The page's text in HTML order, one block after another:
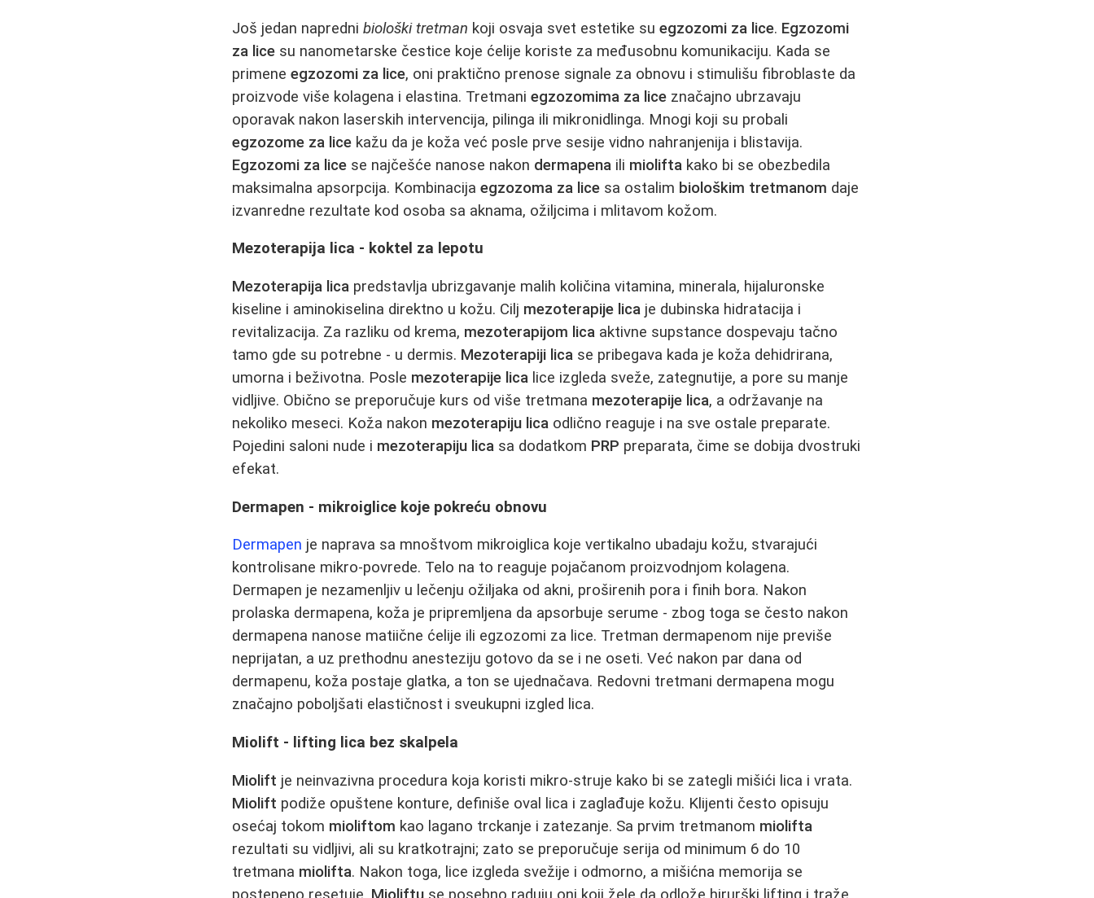
Još jedan naprednibiološki tretman koji osvaja svet estetike suegzozomi za lice. Egzozomi
za lice su nanometarske čestice koje ćelije koriste za međusobnu komunikaciju. Kada se
primeneegzozomi za lice, oni praktično prenose signale za obnovu i stimulišu fibroblaste da
proizvode više kolagena i elastina. Tretmaniegzozomima za lice značajno ubrzavaju
oporavak nakon laserskih intervencija, pilinga ili mikronidlinga. Mnogi koji su probali
egzozome za lice kažu da je koža već posle prve sesije vidno nahranjenija i blistavija.
Egzozomi za lice se najčešće nanose nakon dermapena ili miolifta kako bi se obezbedila
maksimalna apsorpcija. Kombinacijaegzozoma za lice sa ostalim biološkim tretmanom daje
izvanredne rezultate kod osoba sa aknama, ožiljcima i mlitavom kožom.
Mezoterapija lica - koktel za lepotu
Mezoterapija lica predstavlja ubrizgavanje malih količina vitamina, minerala, hijaluronske
kiseline i aminokiselina direktno u kožu. Cilj mezoterapije lica je dubinska hidratacija i
revitalizacija. Za razliku od krema, mezoterapijom lica aktivne supstance dospevaju tačno
tamo gde su potrebne - u dermis. Mezoterapiji lica se pribegava kada je koža dehidrirana,
umorna i beživotna. Posle mezoterapije lica lice izgleda sveže, zategnutije, a pore su manje
vidljive. Obično se preporučuje kurs od više tretmana mezoterapije lica, a održavanje na
nekoliko meseci. Koža nakon mezoterapiju lica odlično reaguje i na sve ostale preparate.
Pojedini saloni nude i mezoterapiju lica sa dodatkom PRP preparata, čime se dobija dvostruki
efekat.
Dermapen - mikroiglice koje pokreću obnovu
Dermapen je naprava sa mnoštvom mikroiglica koje vertikalno ubadaju kožu, stvarajući
kontrolisane mikro‑povrede. Telo na to reaguje pojačanom proizvodnjom kolagena.
Dermapen je nezamenljiv u lečenju ožiljaka od akni, proširenih pora i finih bora. Nakon
prolaska dermapena, koža je pripremljena da apsorbuje serume - zbog toga se često nakon
dermapena nanose matiične ćelije ili egzozomi za lice. Tretman dermapenom nije previše
neprijatan, a uz prethodnu anesteziju gotovo da se i ne oseti. Već nakon par dana od
dermapenu, koža postaje glatka, a ton se ujednačava. Redovni tretmani dermapena mogu
značajno poboljšati elastičnost i sveukupni izgled lica.
Miolift - lifting lica bez skalpela
Miolift je neinvazivna procedura koja koristi mikro‑struje kako bi se zategli mišići lica i vrata.
Miolift podiže opuštene konture, definiše oval lica i zaglađuje kožu. Klijenti često opisuju
osećaj tokom mioliftom kao lagano trckanje i zatezanje. Sa prvim tretmanom miolifta
rezultati su vidljivi, ali su kratkotrajni; zato se preporučuje serija od minimum 6 do 10
tretmana miolifta. Nakon toga, lice izgleda svežije i odmorno, a mišićna memorija se
postepeno resetuje. Mioliftu se posebno raduju oni koji žele da odlože hirurški lifting i traže